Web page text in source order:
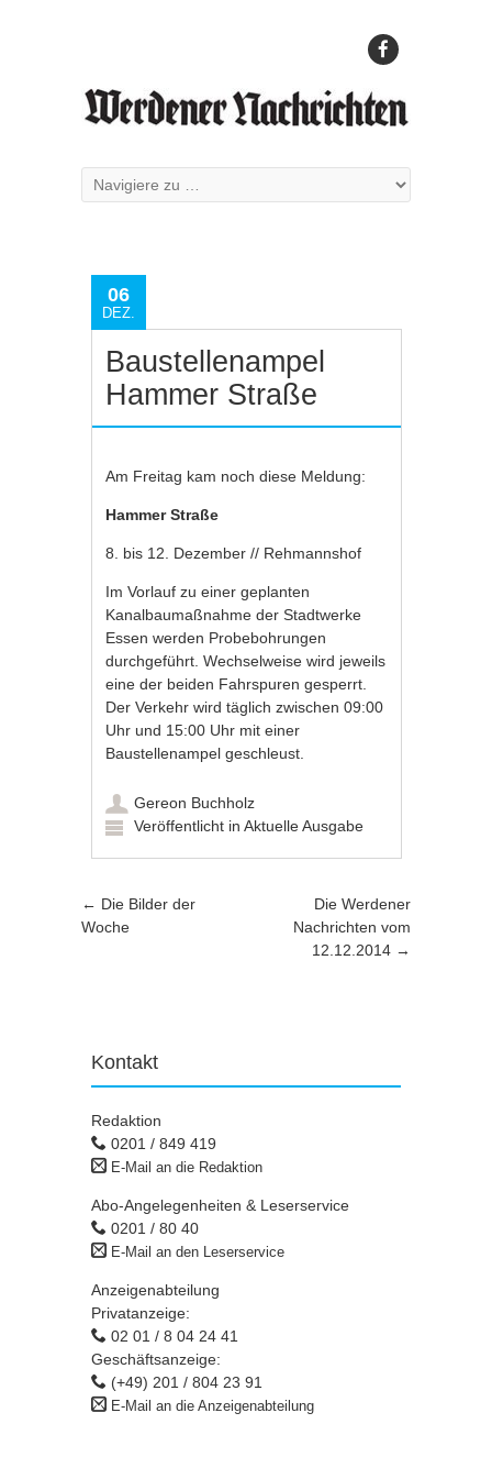
06
DEZ.
Baustellenampel
Hammer Straße
Am Freitag kam noch diese Meldung:
Hammer Straße
8. bis 12. Dezember // Rehmannshof
Im Vorlauf zu einer geplanten
Kanalbaumaßnahme der Stadtwerke
Essen werden Probebohrungen
durchgeführt. Wechselweise wird jeweils
eine der beiden Fahrspuren gesperrt.
Der Verkehr wird täglich zwischen 09:00
Uhr und 15:00 Uhr mit einer
Baustellenampel geschleust.
Gereon Buchholz
Veröffentlicht inAktuelle Ausgabe
Artikel-Navigation
← Die Bilder der
Woche
Die Werdener
Nachrichten vom
12.12.2014 →
Kontakt
Redaktion
0201 / 849 419
E-Mail an die Redaktion
Abo-Angelegenheiten & Leserservice
0201 / 80 40
E-Mail an den Leserservice
Anzeigenabteilung
Privatanzeige:
02 01 / 8 04 24 41
Geschäftsanzeige:
(+49) 201 / 804 23 91
E-Mail an die Anzeigenabteilung